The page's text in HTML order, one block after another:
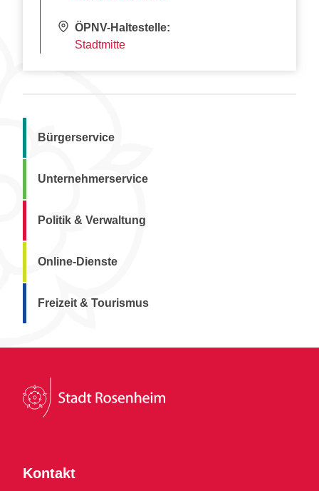
ÖPNV-Haltestelle:
Stadtmitte
Bürgerservice
Unternehmerservice
Politik & Verwaltung
Online-Dienste
Freizeit & Tourismus
Kontakt